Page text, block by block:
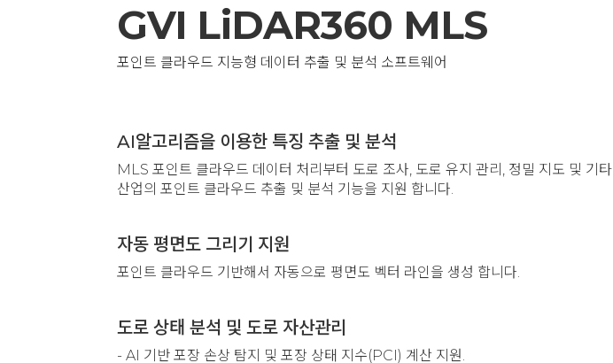
GVI LiDAR360 MLS
포인트 클라우드 지능형 데이터 추출 및 분석 소프트웨어
AI알고리즘을 이용한 특징 추출 및 분석
MLS 포인트 클라우드 데이터 처리부터 도로 조사, 도로 유지 관리, 정밀 지도 및 기타
산업의 포인트 클라우드 추출 및 분석 기능을 지원 합니다.
자동 평면도 그리기 지원
포인트 클라우드 기반해서 자동으로 평면도 벡터 라인을 생성 합니다.
도로 상태 분석 및 도로 자산관리
- AI 기반 포장 손상 탐지 및 포장 상태 지수(PCI) 계산 지원.